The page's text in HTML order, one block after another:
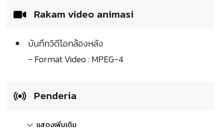
Rakam video animasi
บันทึกวิดีโอกล้องหลัง
- Format Video : MPEG-4
Penderia
แสดงเพิ่มเติม